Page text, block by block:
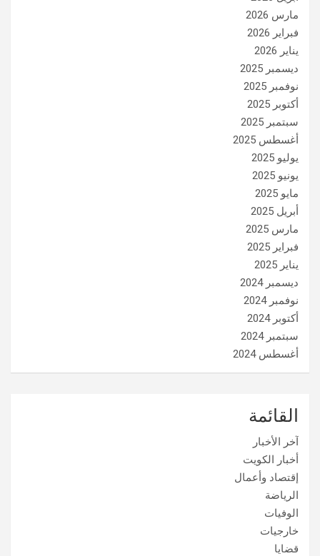
مارس 2026
فبراير 2026
يناير 2026
ديسمبر 2025
نوفمبر 2025
أكتوبر 2025
سبتمبر 2025
أغسطس 2025
يوليو 2025
يونيو 2025
مايو 2025
أبريل 2025
مارس 2025
فبراير 2025
يناير 2025
ديسمبر 2024
نوفمبر 2024
أكتوبر 2024
سبتمبر 2024
أغسطس 2024
القائمة
آخر الأخبار
أخبار الكويت
إقتصاد وأعمال
الرياضة
الوفيات
خارجيات
قضايا